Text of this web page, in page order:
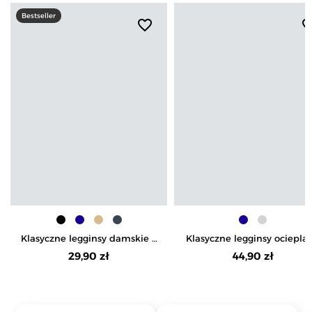
Bestseller
favorite_border
Klasyczne legginsy damskie z
wysokim stanem
29,90 zł
Klasyczne legginsy
damskie
44,90 zł